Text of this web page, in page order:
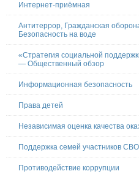
Интернет-приёмная
Антитеррор, Гражданская
Безопасность на воде
«Стратегия социальной
— Общественный обзор
Информационная безопасность
Права детей
Независимая оценка качества
Поддержка семей участников СВО
Противодействие коррупции